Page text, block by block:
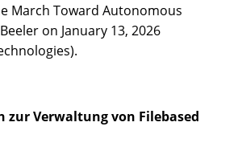
March Toward Autonomous
on January 13, 2026
zur Verwaltung von Filebased